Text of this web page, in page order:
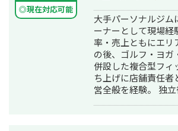
経験し、SNS動画の
ました。
◎現在対応可能
大手パーソナルジム
ーナーとして現場経
率・売上ともにエリ
の後、ゴルフ・ヨガ
併設した複合型フィ
ち上げに店舗責任者
営全般を経験。 独立後は、パーソナル